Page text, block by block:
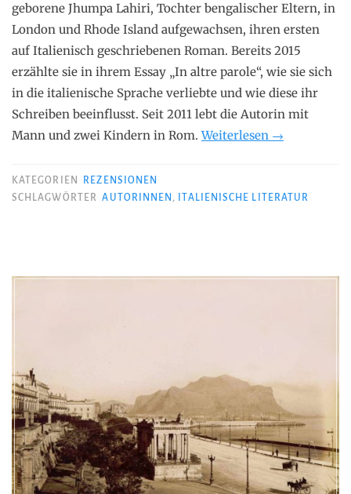
geborene Jhumpa Lahiri, Tochter bengalischer Eltern, in
London und Rhode Island aufgewachsen, ihren ersten
auf Italienisch geschriebenen Roman. Bereits 2015
erzählte sie in ihrem Essay „In altre parole“, wie sie sich
in die italienische Sprache verliebte und wie diese ihr
Schreiben beeinflusst. Seit 2011 lebt die Autorin mit
Mann und zwei Kindern in Rom.Weiterlesen „Jhumpa
Wo
→
KATEGORIEN
REZENSIONEN
SCHLAGWÖRTER
AUTORINNEN , ITALIENISCHE LITERATUR